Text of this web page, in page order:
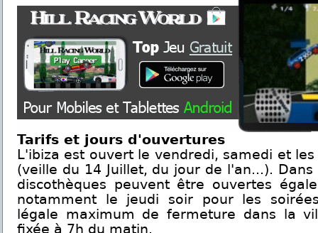
Tarifs et jours d'ouvertures
L'ibiza est ouvert le vendredi, samedi et
(veille du 14 Juillet, du jour de l'an...).
discothèques peuvent être ouvertes
notamment le jeudi soir pour les
légale maximum de fermeture dans la
fixée à 7h du matin.